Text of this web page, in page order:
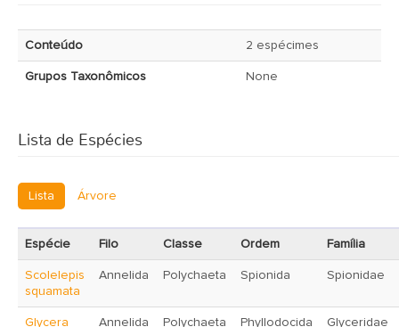
Conteúdo 2 espécimes
Grupos Taxonômicos None
Lista de Espécies
Lista Árvore
Espécie Filo Classe Ordem Família
Scolelepis
squamata
Annelida Polychaeta Spionida Spionidae
Glycera
Annelida Polychaeta Phyllodocida Glyceridae